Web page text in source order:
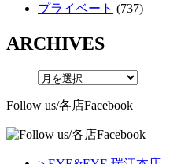
プライベート (737)
ARCHIVES
Follow us/各店Facebook